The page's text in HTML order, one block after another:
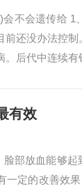
不会遗传给 1
前还没办法控
后代中连续
有效
脸部放血能够
一定的改善效